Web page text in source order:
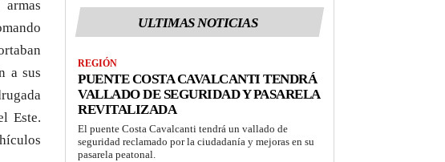
a sus
Este.
ULTIMAS NOTICIAS
REGIÓN
PUENTE COSTA CAVALCANTI TENDRÁ
VALLADO DE SEGURIDAD Y PASARELA
REVITALIZADA
El puente Costa Cavalcanti tendrá un vallado de
seguridad reclamado por la ciudadanía y mejoras en su
pasarela peatonal.